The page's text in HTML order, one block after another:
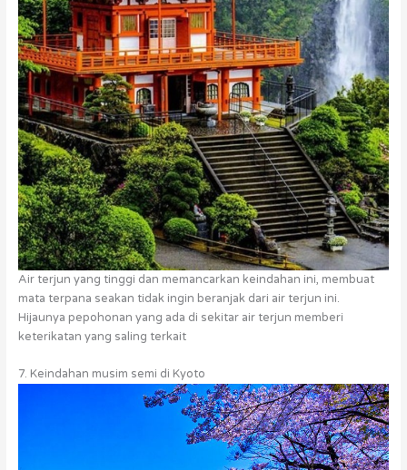
Air terjun yang tinggi dan memancarkan keindahan ini, membuat
mata terpana seakan tidak ingin beranjak dari air terjun ini.
Hijaunya pepohonan yang ada di sekitar air terjun memberi
keterikatan yang saling terkait
7. Keindahan musim semi di Kyoto